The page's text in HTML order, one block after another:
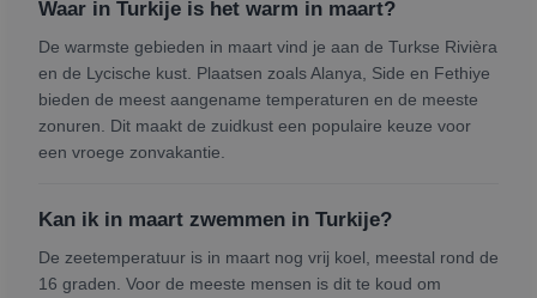
Waar in Turkije is het warm in maart?
De warmste gebieden in maart vind je aan de Turkse Rivièra
en de Lycische kust. Plaatsen zoals Alanya, Side en Fethiye
bieden de meest aangename temperaturen en de meeste
zonuren. Dit maakt de zuidkust een populaire keuze voor
een vroege zonvakantie.
Kan ik in maart zwemmen in Turkije?
De zeetemperatuur is in maart nog vrij koel, meestal rond de
16 graden. Voor de meeste mensen is dit te koud om